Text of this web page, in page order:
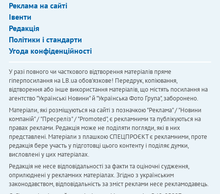
Реклама на сайті
Івенти
Редакція
Політики і стандарти
Угода конфіденційності
У разі повного чи часткового відтворення матеріалів пряме
гіперпосилання на LB.ua обов'язкове! Передрук, копіювання,
відтворення або інше використання матеріалів, що містять посилання на
агентство "Українськi Новини" й "Українська Фото Група", заборонено.
Матеріали, які розміщуються на сайті з позначкою "Реклама" / "Новини
компаній" / "Пресреліз" / "Promoted", є рекламними та публікуються на
правах реклами. Редакція може не поділяти погляди, які в них
представлені. Матеріали з плашкою СПЕЦПРОЄКТ є рекламними, проте
редакція бере участь у підготовці цього контенту і поділяє думки,
висловлені у цих матеріалах.
Редакція не несе відповідальності за факти та оціночні судження,
оприлюднені у рекламних матеріалах. Згідно з українським
законодавством, відповідальність за зміст реклами несе рекламодавець.